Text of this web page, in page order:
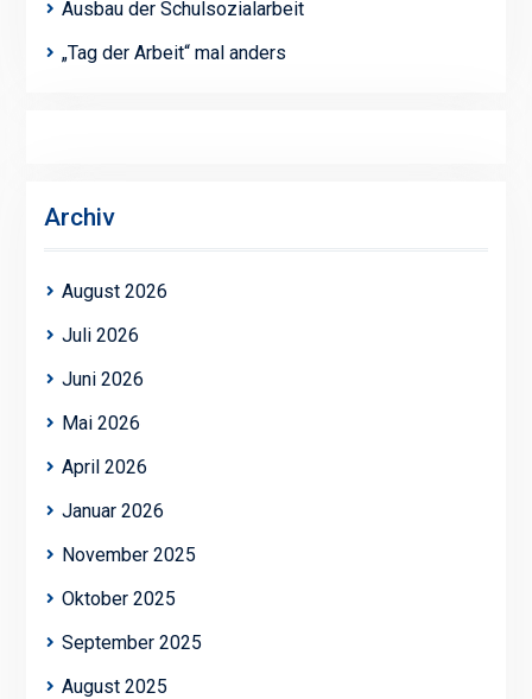
Ausbau der Schulsozialarbeit
„Tag der Arbeit“ mal anders
Archiv
August 2026
Juli 2026
Juni 2026
Mai 2026
April 2026
Januar 2026
November 2025
Oktober 2025
September 2025
August 2025